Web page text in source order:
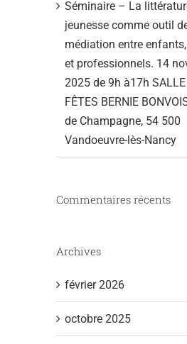
Séminaire – La
jeunesse comme outil
médiation entre
et professionnels. 14
2025 de 9h à17h SALLE
FÊTES BERNIE
de Champagne, 54 500
Vandoeuvre-lès-Nancy
Commentaires récents
Archives
février 2026
octobre 2025